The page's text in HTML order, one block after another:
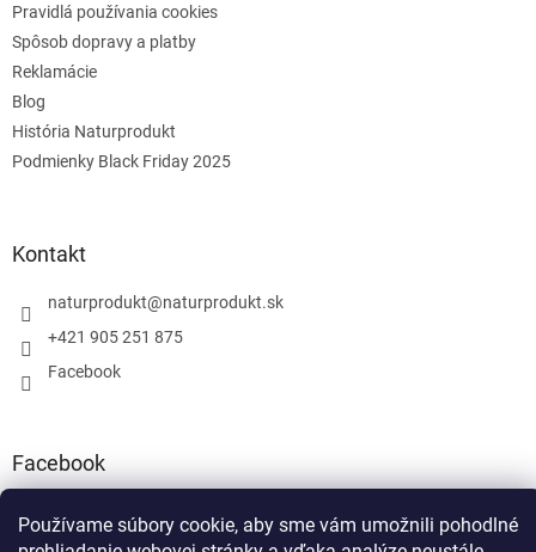
Používame súbory cookie, aby sme vám umožnili pohodlné
Pravidlá používania cookies
Spôsob dopravy a platby
Reklamácie
Blog
História Naturprodukt
Podmienky Black Friday 2025
Kontakt
naturprodukt@naturprodukt.sk
+421 905 251 875
Facebook
Facebook